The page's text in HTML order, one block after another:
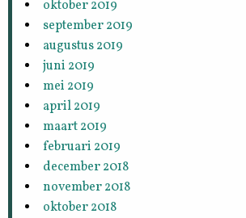
oktober 2019
september 2019
augustus 2019
juni 2019
mei 2019
april 2019
maart 2019
februari 2019
december 2018
november 2018
oktober 2018